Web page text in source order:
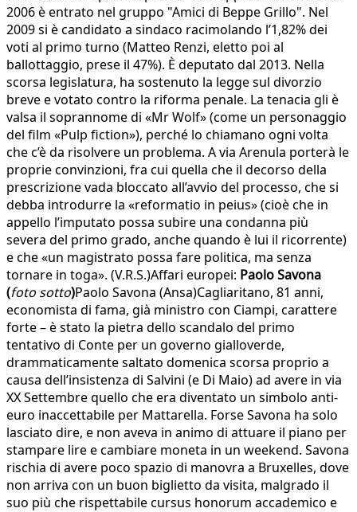
2006 è entrato nel gruppo "Amici di Beppe Grillo". Nel
2009 si è candidato a sindaco racimolando l’1,82% dei
voti al primo turno (Matteo Renzi, eletto poi al
ballottaggio, prese il 47%). È deputato dal 2013. Nella
scorsa legislatura, ha sostenuto la legge sul divorzio
breve e votato contro la riforma penale. La tenacia gli è
valsa il soprannome di «Mr Wolf» (come un personaggio
del film «Pulp fiction»), perché lo chiamano ogni volta
che c’è da risolvere un problema. A via Arenula porterà le
proprie convinzioni, fra cui quella che il decorso della
prescrizione vada bloccato all’avvio del processo, che si
debba introdurre la «reformatio in peius» (cioè che in
appello l’imputato possa subire una condanna più
severa del primo grado, anche quando è lui il ricorrente)
e che «un magistrato possa fare politica, ma senza
tornare in toga». (V.R.S.)Affari europei: Paolo Savona
(foto sotto)Paolo Savona (Ansa)Cagliaritano, 81 anni,
economista di fama, già ministro con Ciampi, carattere
forte – è stato la pietra dello scandalo del primo
tentativo di Conte per un governo gialloverde,
drammaticamente saltato domenica scorsa proprio a
causa dell’insistenza di Salvini (e Di Maio) ad avere in via
XX Settembre quello che era diventato un simbolo anti-
euro inaccettabile per Mattarella. Forse Savona ha solo
lasciato dire, e non aveva in animo di attuare il piano per
stampare lire e cambiare moneta in un weekend. Savona
rischia di avere poco spazio di manovra a Bruxelles, dove
non arriva con un buon biglietto da visita, malgrado il
suo più che rispettabile cursus honorum accademico e